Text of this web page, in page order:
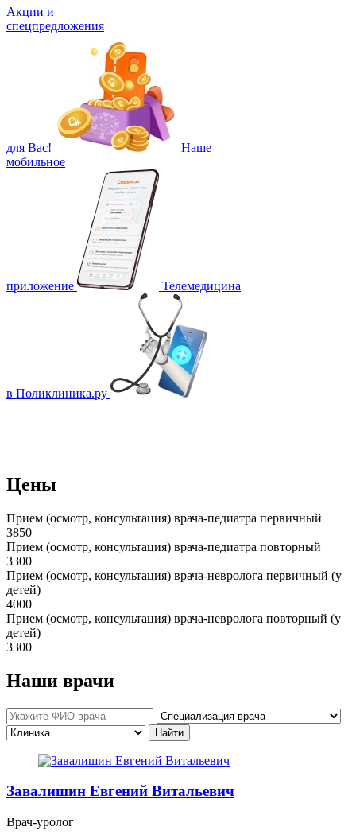
Акции и
спецпредложения
для Вас!
Наше
мобильное
приложение Телемедицина
в Поликлиника.ру
Цены
Прием (осмотр, консультация) врача-педиатра первичный
3850
Прием (осмотр, консультация) врача-педиатра повторный
3300
Прием (осмотр, консультация) врача-невролога первичный (у
детей)
4000
Прием (осмотр, консультация) врача-невролога повторный (у
детей)
3300
Наши врачи
Завалишин Евгений Витальевич
Врач-уролог